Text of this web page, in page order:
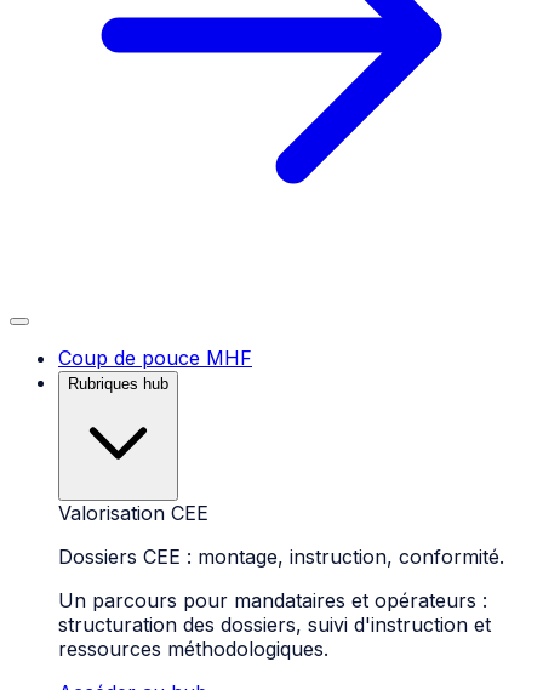
Coup de pouce MHF
Rubriques hub
Valorisation CEE
Dossiers CEE : montage, instruction, conformité.
Un parcours pour mandataires et opérateurs :
structuration des dossiers, suivi d'instruction et
ressources méthodologiques.